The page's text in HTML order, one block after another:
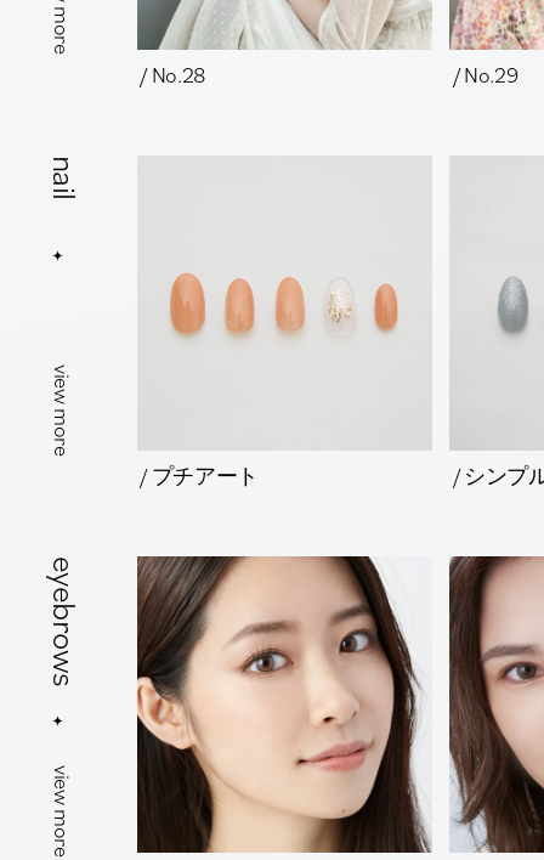
/ No.28 / No.29
/ プチアート / シンプ
nail
view more
eyebrows
view more